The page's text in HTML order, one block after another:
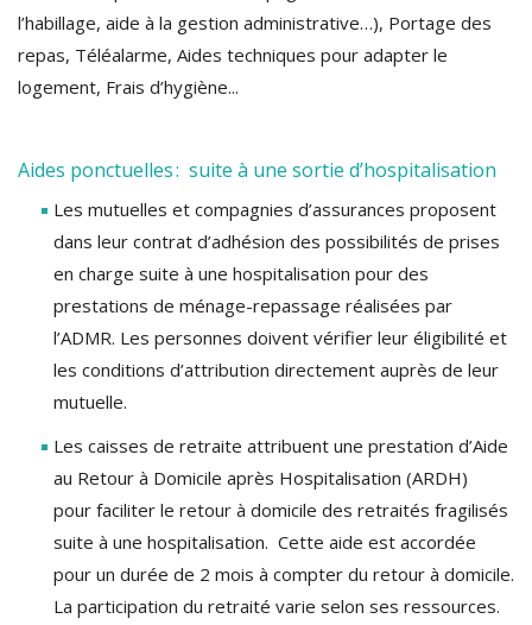
l’habillage, aide à la gestion administrative…), Portage des
repas, Téléalarme, Aides techniques pour adapter le
logement, Frais d’hygiène...
Aides ponctuelles : suite à une sortie d’hospitalisation
Les mutuelles et compagnies d’assurances proposent
dans leur contrat d’adhésion des possibilités de prises
en charge suite à une hospitalisation pour des
prestations de ménage-repassage réalisées par
l’ADMR. Les personnes doivent vérifier leur éligibilité et
les conditions d’attribution directement auprès de leur
mutuelle.
Les caisses de retraite attribuent une prestation d’Aide
au Retour à Domicile après Hospitalisation (ARDH)
pour faciliter le retour à domicile des retraités fragilisés
suite à une hospitalisation. Cette aide est accordée
pour un durée de 2 mois à compter du retour à domicile.
La participation du retraité varie selon ses ressources.